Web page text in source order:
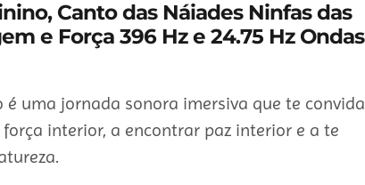
Canto das Náiades Ninfas das
e Força 396 Hz e 24.75 Hz Ondas
é uma jornada sonora imersiva que te convida
interior, a encontrar paz interior e a te